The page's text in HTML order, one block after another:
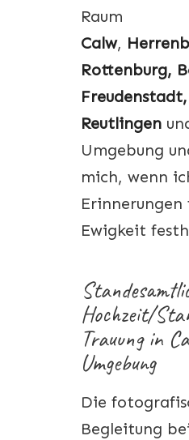
Raum
Calw,
Rottenburg,
Reutlingen
Umgebung
mich, wenn
Erinnerungen
Ewigkeit
Hochzeit/
Trauung in
Umgebung
Die
Begleitung